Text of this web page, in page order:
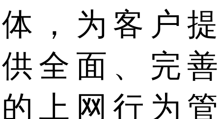
体，为客户提
供全面、完善
的上网行为管